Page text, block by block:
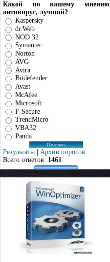
Какой по вашему мнению
антивирус, лучший?
Kaspersky
dr.Web
NOD 32
Symantec
Norton
AVG
Avira
Bitdefender
Avast
McAfee
Microsoft
F-Secure
TrendMicro
VBA32
Panda
Результаты | Архив опросов
Всего ответов: 1461